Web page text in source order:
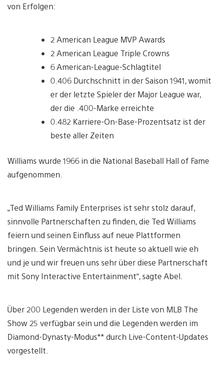
von Erfolgen:
2 American League MVP Awards
2 American League Triple Crowns
6 American-League-Schlagtitel
0.406 Durchschnitt in der Saison 1941, womit
er der letzte Spieler der Major League war,
der die .400-Marke erreichte
0.482 Karriere-On-Base-Prozentsatz ist der
beste aller Zeiten
Williams wurde 1966 in die National Baseball Hall of Fame
aufgenommen.
„Ted Williams Family Enterprises ist sehr stolz darauf,
sinnvolle Partnerschaften zu finden, die Ted Williams
feiern und seinen Einfluss auf neue Plattformen
bringen. Sein Vermächtnis ist heute so aktuell wie eh
und je und wir freuen uns sehr über diese Partnerschaft
mit Sony Interactive Entertainment“, sagte Abel.
Über 200 Legenden werden in der Liste von MLB The
Show 25 verfügbar sein und die Legenden werden im
Diamond-Dynasty-Modus** durch Live-Content-Updates
vorgestellt.